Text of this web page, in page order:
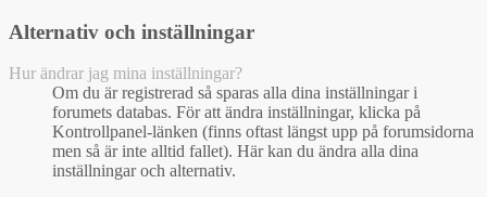
Alternativ och inställningar
Hur ändrar jag mina inställningar?
Om du är registrerad så sparas alla dina inställningar i
forumets databas. För att ändra inställningar, klicka på
Kontrollpanel-länken (finns oftast längst upp på forumsidorna
men så är inte alltid fallet). Här kan du ändra alla dina
inställningar och alternativ.